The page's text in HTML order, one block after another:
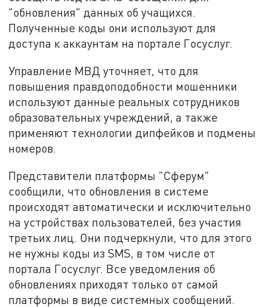
"обновления" данных об учащихся.
Полученные коды они используют для
доступа к аккаунтам на портале Госуслуг.
Управление МВД уточняет, что для
повышения правдоподобности мошенники
используют данные реальных сотрудников
образовательных учреждений, а также
применяют технологии дипфейков и подмены
номеров.
Представители платформы "Сферум"
сообщили, что обновления в системе
происходят автоматически и исключительно
на устройствах пользователей, без участия
третьих лиц. Они подчеркнули, что для этого
не нужны коды из SMS, в том числе от
портала Госуслуг. Все уведомления об
обновлениях приходят только от самой
платформы в виде системных сообщений.